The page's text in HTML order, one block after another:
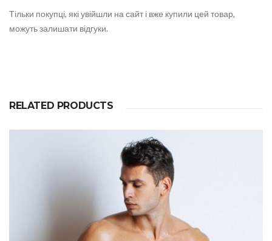
Тільки покупці, які увійшли на сайт і вже купили цей товар,
можуть залишати відгуки.
RELATED PRODUCTS